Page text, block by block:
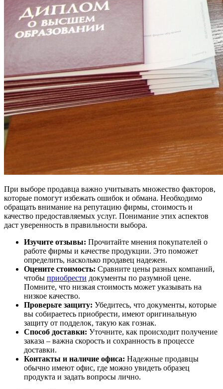
При выборе продавца важно учитывать множество факторов,
которые помогут избежать ошибок и обмана. Необходимо
обращать внимание на репутацию фирмы, стоимость и
качество предоставляемых услуг. Понимание этих аспектов
даст уверенность в правильности выбора.
Изучите отзывы: Прочитайте мнения покупателей о
работе фирмы и качестве продукции. Это поможет
определить, насколько продавец надежен.
Оцените стоимость: Сравните цены разных компаний,
чтобы приобрести документы по разумной цене.
Помните, что низкая стоимость может указывать на
низкое качество.
Проверьте защиту: Убедитесь, что документы, которые
вы собираетесь приобрести, имеют оригинальную
защиту от подделок, такую как гознак.
Способ доставки: Уточните, как происходит получение
заказа – важна скорость и сохранность в процессе
доставки.
Контакты и наличие офиса: Надежные продавцы
обычно имеют офис, где можно увидеть образец
продукта и задать вопросы лично.